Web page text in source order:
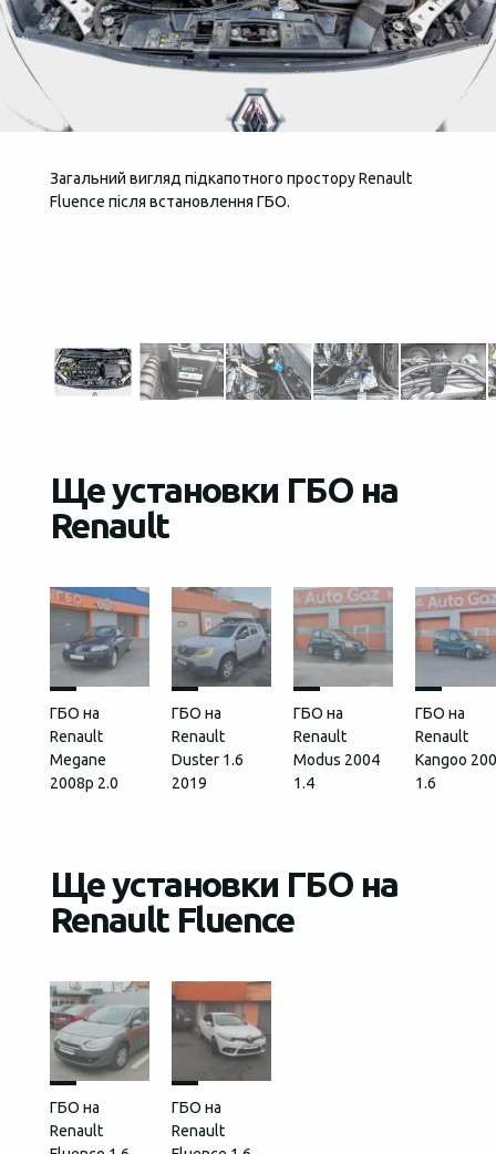
Загальний вигляд підкапотного простору Renault
Fluence після встановлення ГБО.
Ще установки ГБО на
Renault
ГБО на
Renault
Megane
2008p 2.0
ГБО на
Renault
Duster 1.6
2019
ГБО на
Renault
Modus 2004
1.4
ГБО на
Renault
Kangoo
1.6
Ще установки ГБО на
Renault Fluence
ГБО на
Renault
ГБО на
Renault